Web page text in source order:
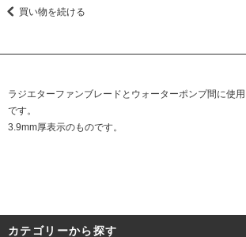
買い物を続ける
ラジエターファンブレードとウォーターポンプ間に使
です。
3.9mm厚表示のものです。
カテゴリーから探す